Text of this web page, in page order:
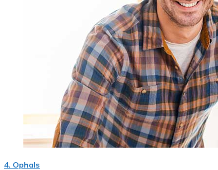
4. Ophals